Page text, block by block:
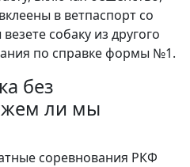
в ветпаспорт со
собаку из другого
по справке формы №1.
без
ли мы
соревнования РКФ